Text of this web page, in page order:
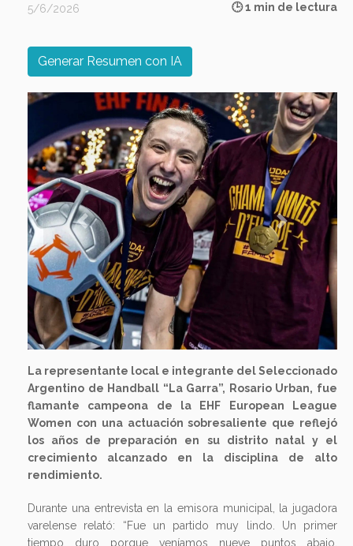
5/6/2026 🕒 1 min de lectura
Generar Resumen con IA
Previous Next
La representante local e integrante del Seleccionado
Argentino de Handball “La Garra”, Rosario Urban, fue
flamante campeona de la EHF European League
Women con una actuación sobresaliente que reflejó
los años de preparación en su distrito natal y el
crecimiento alcanzado en la disciplina de alto
rendimiento.
Durante una entrevista en la emisora municipal, la jugadora
varelense relató: “Fue un partido muy lindo. Un primer
tiempo duro porque veníamos nueve puntos abajo.